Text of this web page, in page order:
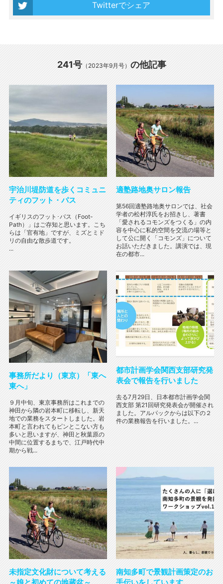
Twitterでシェア
241号（2023年9月号） の他記事
宇治川堤防道を歩くコミュニ
ティのフット・パス
イギリスのフット･パス（Foot-
Path）」はご存知と思います。こち
らは「官有地」ですが、ミズとミド
リの自由な散歩道です。
...
適塾路地奥サロン報告
第56回適塾路地奥サロンでは、社会
学者の松村淳氏をお招きし、著書
「愛されるコモンズをつくる」の内
容を中心に私的空間を交流の場等と
して公に開く「コモンズ」について
お話いただきました。講演では、現
在の都市...
事務所だより（東京）「東へ
東へ」
９月中旬、東京事務所はこれまでの
神田から隣の岩本町に移転し、新天
地での業務をスタートしました。岩
本町と言われてもピンとこない方も
多いと思いますが、神田と秋葉原の
中間に位置するまちで、江戸時代中
期から戦...
都市計画学会関西支部研究発
表会で報告を行いました
去る7月29日、日本都市計画学会関
西支部 第21回研究発表会が開催され
ました。アルパックからは以下の２
件の業務報告を行いました。...
未指定文化財について考える
～娘と初めての地蔵盆～
南知多町で景観計画策定のお
手伝いをしています